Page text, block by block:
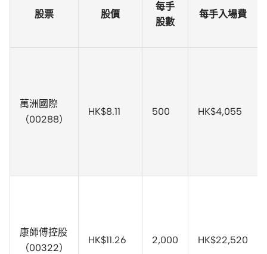
股票 股價
每手
股數
每手入場費
萬洲國際
（00288）
HK$8.11 500 HK$4,055
康師傅控股
（00322）
HK$11.26 2,000 HK$22,520